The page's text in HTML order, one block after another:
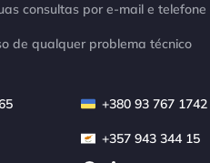
consultas por e-mail e telefone
de qualquer problema técnico
+380 93 767 1742
+357 943 344 15